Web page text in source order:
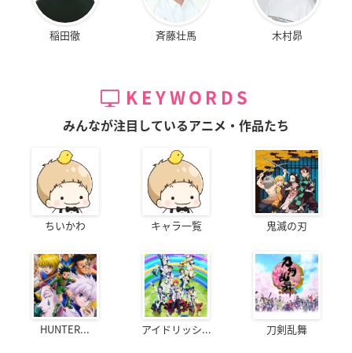
稲田徹 斉藤壮馬 木村昴
KEYWORDS
みんなが注目しているアニメ・作品たち
ちいかわ キャラ一覧 鬼滅の刃
HUNTER... アイドリッシ... 刀剣乱舞